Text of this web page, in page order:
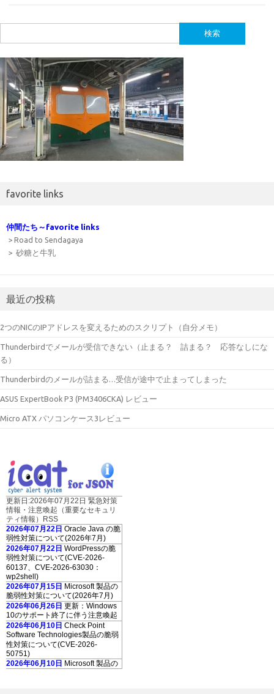
索:
favorite links
仲間たち～favorite links
> Road to Sendagaya
> 砂糖と牛乳
最近の投稿
2つのNICのIPアドレスを変えるためのスクリプト（自分メモ）
Thunderbirdでメールが受信できない（止まる？ 詰まる？ 応答なしにな
る）
Thunderbirdのメールが詰まる…受信が途中で止まってしまった
ASUS ExpertBook P3 (PM3406CKA) レビュー
Micro ATX パソコンケース3レビュー
更新日:2026年07月22日 緊急対策
情報・注意喚起（重要なセキュリ
ティ情報）RSS
2026年07月22日 Oracle Java の脆
弱性対策について(2026年7月)
2026年07月22日 WordPressの脆
弱性対策について(CVE-2026-
60137、CVE-2026-63030：
wp2shell)
2026年07月15日 Microsoft 製品の
脆弱性対策について(2026年7月)
2026年06月26日 更新：Windows
10のサポート終了に伴う注意喚起
2026年06月10日 Check Point
Software Technologies製品の脆弱
性対策について(CVE-2026-
50751)
2026年06月10日 Microsoft 製品の